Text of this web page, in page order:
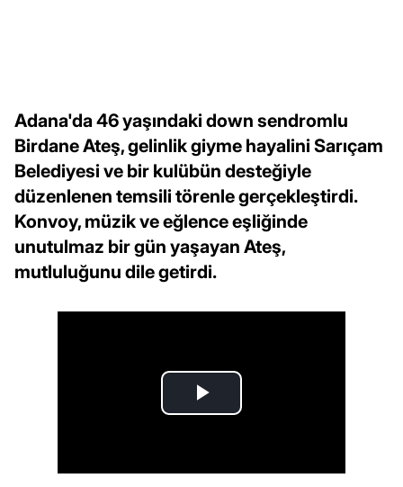
Adana'da 46 yaşındaki down sendromlu
Birdane Ateş, gelinlik giyme hayalini Sarıçam
Belediyesi ve bir kulübün desteğiyle
düzenlenen temsili törenle gerçekleştirdi.
Konvoy, müzik ve eğlence eşliğinde
unutulmaz bir gün yaşayan Ateş,
mutluluğunu dile getirdi.